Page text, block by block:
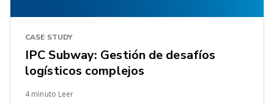
CASE STUDY
IPC Subway: Gestión de desafíos
logísticos complejos
4 minuto Leer